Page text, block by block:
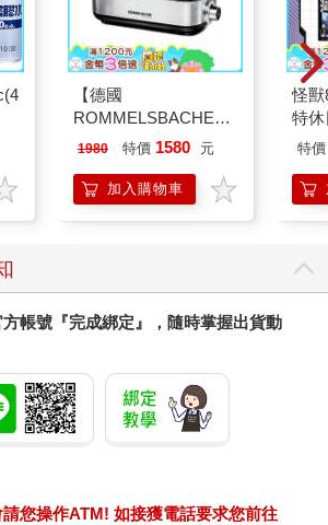
【德國
ROMMELSBACHE諾
曼百赫】多功能煮蛋
ER600/ER-600
1980 特價 1580 元
加入購物車
怪獸
特
加購]
特價
帳號『完成綁定』，隨時掌握出貨動
您操作ATM! 如接獲電話要求您前往